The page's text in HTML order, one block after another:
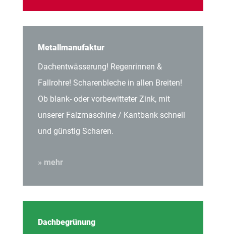
Metallmanufaktur
Dachentwässerung! Regenrinnen &
Fallrohre! Scharenbleche in allen Breiten!
Ob blank- oder vorbewitteter Zink, mit
unserer Falzmaschine / Kantbank schnell
und günstig Scharen.
» mehr
Dachbegrünung